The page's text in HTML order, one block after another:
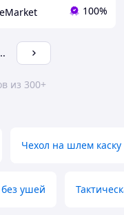
100%
из 300+
Чехол на шлем каску
ушей